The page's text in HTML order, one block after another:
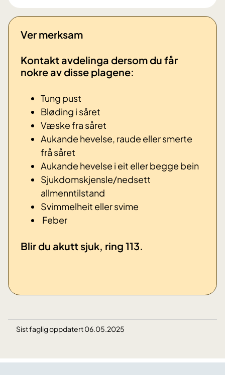
Ver merksam
Kontakt avdelinga dersom du får
nokre av disse plagene:
Tung pust
Bløding i såret
Væske fra såret
Aukande hevelse, raude eller smerte
frå såret
Aukande hevelse i eit eller begge bein
Sjukdomskjensle/nedsett
allmenntilstand
Svimmelheit eller svime
​ Feber
Blir du akutt sjuk, ring 113.
Sist faglig oppdatert 06.05.2025